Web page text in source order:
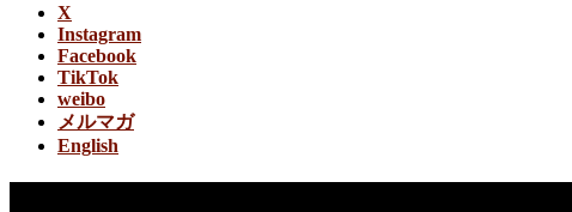
X
Instagram
Facebook
TikTok
weibo
メルマガ
English